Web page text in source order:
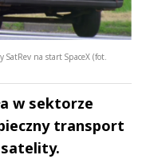
na start SpaceX (fot.
w sektorze
transport